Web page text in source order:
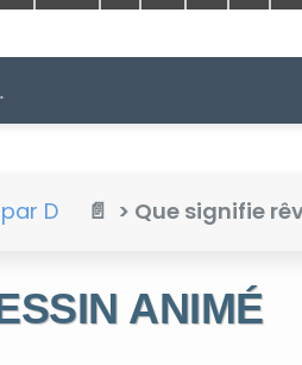
D > Que signifie
ANIMÉ